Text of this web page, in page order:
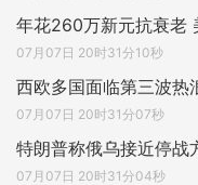
年花260万新元抗衰老
07月07日 20时31分10秒
西欧多国面临第三波热
07月07日 20时31分07秒
特朗普称俄乌接近停战
07月07日 20时31分04秒